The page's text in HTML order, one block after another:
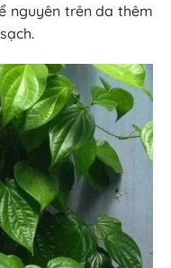
nguyên trên da thêm